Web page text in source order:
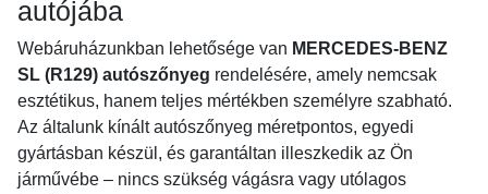
autójába
Webáruházunkban lehetősége van MERCEDES-BENZ
SL (R129) autószőnyeg rendelésére, amely nemcsak
esztétikus, hanem teljes mértékben személyre szabható.
Az általunk kínált autószőnyeg méretpontos, egyedi
gyártásban készül, és garantáltan illeszkedik az Ön
járművébe – nincs szükség vágásra vagy utólagos